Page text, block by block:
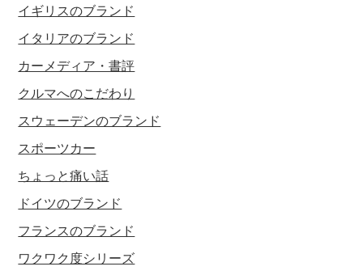
イギリスのブランド
イタリアのブランド
カーメディア・書評
クルマへのこだわり
スウェーデンのブランド
スポーツカー
ちょっと痛い話
ドイツのブランド
フランスのブランド
ワクワク度シリーズ